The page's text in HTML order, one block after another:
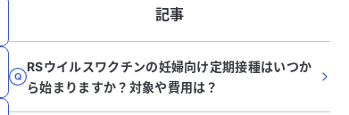
記事
RSウイルスワクチンの妊婦向け定期接種はいつか
ら始まりますか？対象や費用は？